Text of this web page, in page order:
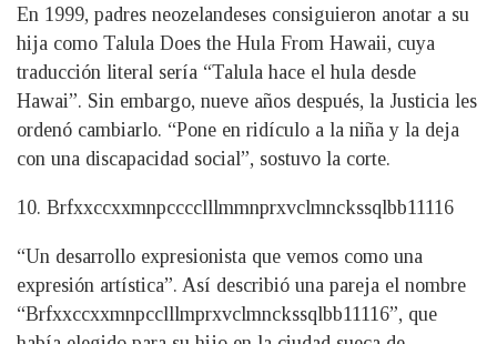
En 1999, padres neozelandeses consiguieron anotar a su
hija como Talula Does the Hula From Hawaii, cuya
traducción literal sería “Talula hace el hula desde
Hawai”. Sin embargo, nueve años después, la Justicia les
ordenó cambiarlo. “Pone en ridículo a la niña y la deja
con una discapacidad social”, sostuvo la corte.
10. Brfxxccxxmnpcccclllmmnprxvclmnckssqlbb11116
“Un desarrollo expresionista que vemos como una
expresión artística”. Así describió una pareja el nombre
“Brfxxccxxmnpcclllmprxvclmnckssqlbb11116”, que